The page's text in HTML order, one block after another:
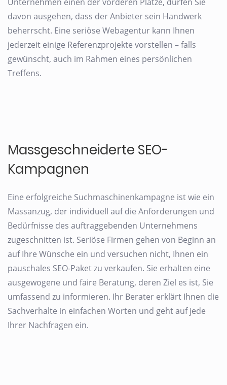
davon ausgehen, dass der Anbieter sein Handwerk
beherrscht. Eine seriöse Webagentur kann Ihnen
jederzeit einige Referenzprojekte vorstellen – falls
gewünscht, auch im Rahmen eines persönlichen
Treffens.
Massgeschneiderte SEO-
Kampagnen
Eine erfolgreiche Suchmaschinenkampagne ist wie ein
Massanzug, der individuell auf die Anforderungen und
Bedürfnisse des auftraggebenden Unternehmens
zugeschnitten ist. Seriöse Firmen gehen von Beginn an
auf Ihre Wünsche ein und versuchen nicht, Ihnen ein
pauschales SEO-Paket zu verkaufen. Sie erhalten eine
ausgewogene und faire Beratung, deren Ziel es ist, Sie
umfassend zu informieren. Ihr Berater erklärt Ihnen die
Sachverhalte in einfachen Worten und geht auf jede
Ihrer Nachfragen ein.